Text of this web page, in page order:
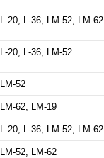
L-20, L-36, LM-52, LM-62
L-20, L-36, LM-52
LM-52
LM-62, LM-19
L-20, L-36, LM-52, LM-62
LM-52, LM-62